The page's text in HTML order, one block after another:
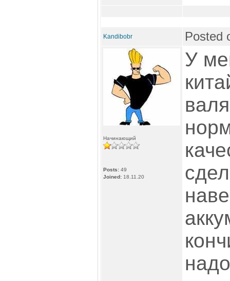
Kandibobr Posted
Начинающий
Posts: 49
Joined: 18.11.20
У